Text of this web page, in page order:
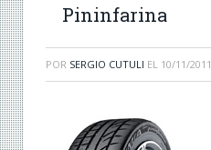
Pininfarina
POR SERGIO CUTULI EL 10/11/2011